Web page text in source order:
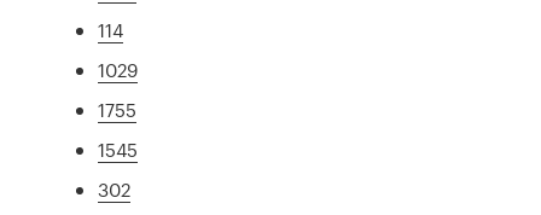
114
1029
1755
1545
302